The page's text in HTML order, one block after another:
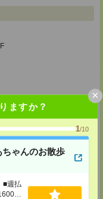
ますか？
1/10
ちゃんのお散歩
■週払
円
×